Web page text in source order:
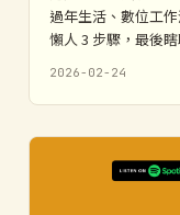
過年生活、數位工
懶人 3 步驟，最後
2026-02-24